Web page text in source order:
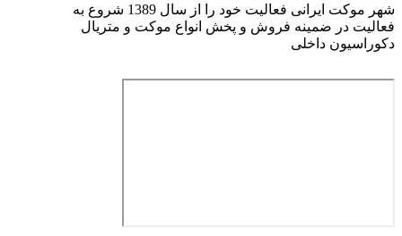
شهر موکت ایرانی فعالیت خود را از سال 1389 شروع به
فعالیت در ضمینه فروش و پخش انواع موکت و متریال
دکوراسیون داخلی